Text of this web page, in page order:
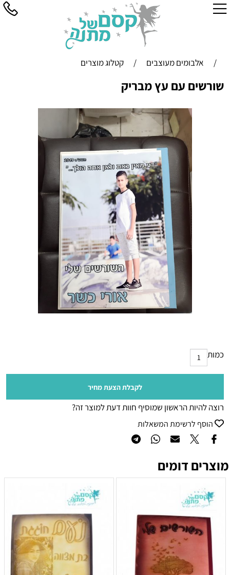
/ אלבומים מעוצבים / קטלוג מוצרים
שורשים עם עץ מבריק
כמות
לקבלת הצעת מחיר
רוצה להיות הראשון שמוסיף חוות דעת למוצר זה?
הוסף לרשימת המשאלות
מוצרים דומים